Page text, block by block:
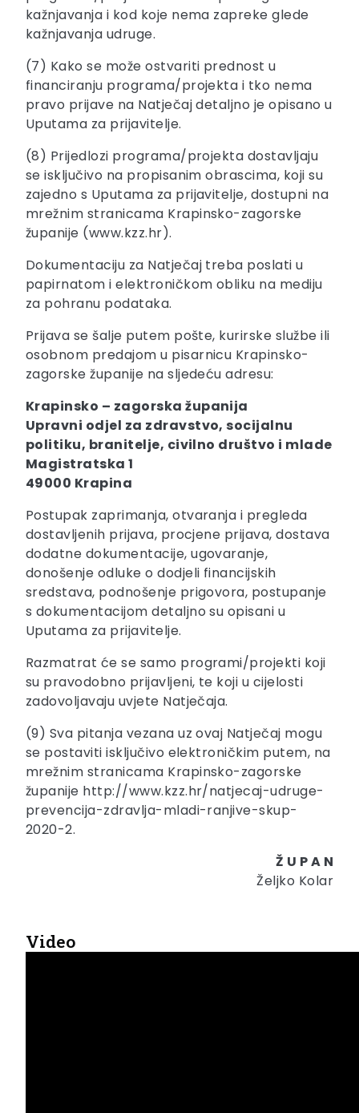
kažnjavanja i kod koje nema zapreke glede
kažnjavanja udruge.
(7) Kako se može ostvariti prednost u
financiranju programa/projekta i tko nema
pravo prijave na Natječaj detaljno je opisano u
Uputama za prijavitelje.
(8) Prijedlozi programa/projekta dostavljaju
se isključivo na propisanim obrascima, koji su
zajedno s Uputama za prijavitelje, dostupni na
mrežnim stranicama Krapinsko-zagorske
županije (www.kzz.hr).
Dokumentaciju za Natječaj treba poslati u
papirnatom i elektroničkom obliku na mediju
za pohranu podataka.
Prijava se šalje putem pošte, kurirske službe ili
osobnom predajom u pisarnicu Krapinsko-
zagorske županije na sljedeću adresu:
Krapinsko – zagorska županija
Upravni odjel za zdravstvo, socijalnu
politiku, branitelje, civilno društvo i mlade
Magistratska 1
49000 Krapina
Postupak zaprimanja, otvaranja i pregleda
dostavljenih prijava, procjene prijava, dostava
dodatne dokumentacije, ugovaranje,
donošenje odluke o dodjeli financijskih
sredstava, podnošenje prigovora, postupanje
s dokumentacijom detaljno su opisani u
Uputama za prijavitelje.
Razmatrat će se samo programi/projekti koji
su pravodobno prijavljeni, te koji u cijelosti
zadovoljavaju uvjete Natječaja.
(9) Sva pitanja vezana uz ovaj Natječaj mogu
se postaviti isključivo elektroničkim putem, na
mrežnim stranicama Krapinsko-zagorske
županije http://www.kzz.hr/natjecaj-udruge-
prevencija-zdravlja-mladi-ranjive-skup-
2020-2.
Ž U P A N
Željko Kolar
Video